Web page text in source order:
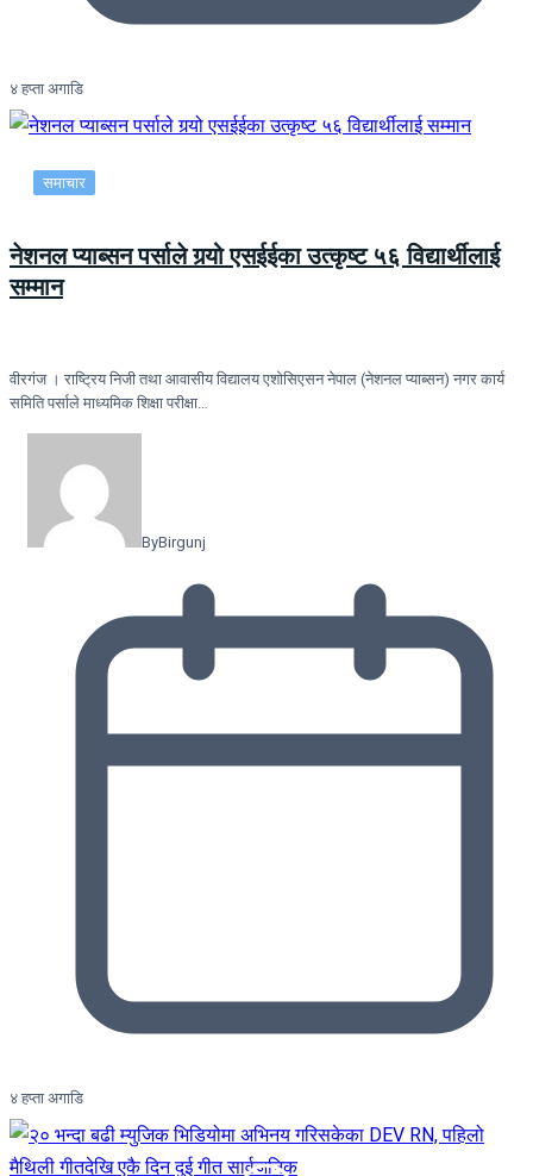
४ हप्ता अगाडि
समाचार
नेशनल प्याब्सन पर्साले गर्‍यो एसईईका उत्कृष्ट ५६ विद्यार्थीलाई
सम्मान
वीरगंज । राष्ट्रिय निजी तथा आवासीय विद्यालय एशोसिएसन नेपाल (नेशनल प्याब्सन) नगर कार्य
समिति पर्साले माध्यमिक शिक्षा परीक्षा…
ByBirgunj
४ हप्ता अगाडि